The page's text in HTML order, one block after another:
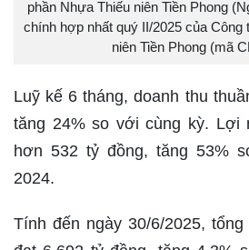
phần Nhựa Thiếu niên Tiền Phong
chính hợp nhất quý II/2025 của Công
niên Tiền Phong (mã
Luỹ kế 6 tháng, doanh thu
tăng 24% so với cùng kỳ. Lợi
hơn 532 tỷ đồng, tăng 53%
2024.
Tính đến ngày 30/6/2025,